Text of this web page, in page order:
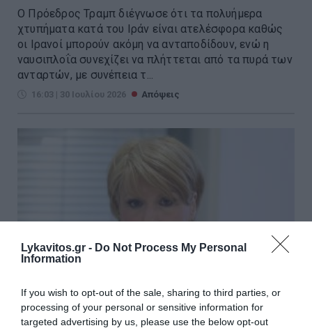
Lykavitos.gr - Do Not Process My Personal
Information
If you wish to opt-out of the sale, sharing to third parties, or
processing of your personal or sensitive information for
targeted advertising by us, please use the below opt-out
Ο Πρόεδρος Τραμπ διέγνωσε ότι τα πολυήμερα
χτυπήματα κατά του Ιράν είναι ατελέσφορα καθώς
οι Ιρανοί μπορούν ακόμη να ανταποδίδουν, ενώ η
ναυσιπλοΐα συνεχίζει να πλήττεται από τα πυρά των
ανταρτών, με συνέπεια τ...
16:03 | 30 Ιουλίου 2026 Απόψεις